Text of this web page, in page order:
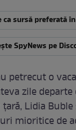
ca sursă preferată
SpyNews pe
petrecut o
zile departe
Lidia
mioritice de